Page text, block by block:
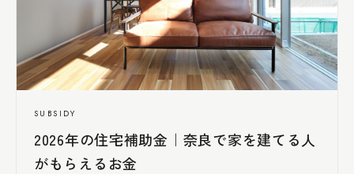
SUBSIDY
2026年の住宅補助金｜奈良で家を建てる人
がもらえるお金